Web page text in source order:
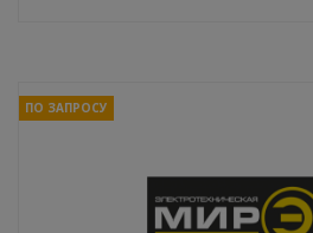
ПО ЗАПРОСУ